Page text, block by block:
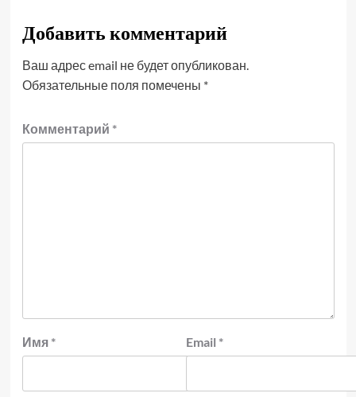
Добавить комментарий
Ваш адрес email не будет опубликован.
Обязательные поля помечены *
Комментарий *
Имя * Email *